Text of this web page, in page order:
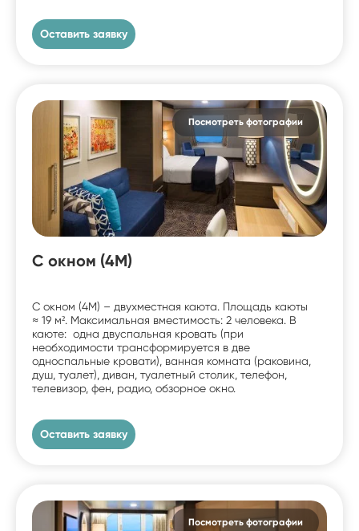
Оставить заявку
Посмотреть фотографии
С окном (4M)
С окном (4M) – двухместная каюта. Площадь каюты
≈ 19 м². Максимальная вместимость: 2 человека. В
каюте: одна двуспальная кровать (при
необходимости трансформируется в две
односпальные кровати), ванная комната (раковина,
душ, туалет), диван, туалетный столик, телефон,
телевизор, фен, радио, обзорное окно.
Оставить заявку
Посмотреть фотографии